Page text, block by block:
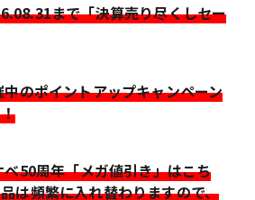
まで「決算売り尽くしセー
のポイントアップキャンペーン
50周年「メガ値引き」はこち
は頻繁に入れ替わりますので、